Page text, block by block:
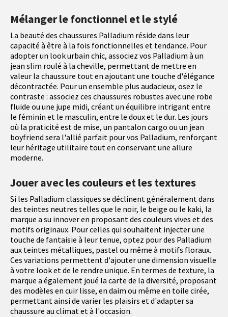
Mélanger le fonctionnel et le stylé
La beauté des chaussures Palladium réside dans leur
capacité à être à la fois fonctionnelles et tendance. Pour
adopter un look urbain chic, associez vos Palladium à un
jean slim roulé à la cheville, permettant de mettre en
valeur la chaussure tout en ajoutant une touche d'élégance
décontractée. Pour un ensemble plus audacieux, osez le
contraste : associez ces chaussures robustes avec une robe
fluide ou une jupe midi, créant un équilibre intrigant entre
le féminin et le masculin, entre le doux et le dur. Les jours
où la praticité est de mise, un pantalon cargo ou un jean
boyfriend sera l'allié parfait pour vos Palladium, renforçant
leur héritage utilitaire tout en conservant une allure
moderne.
Jouer avec les couleurs et les textures
Si les Palladium classiques se déclinent généralement dans
des teintes neutres telles que le noir, le beige ou le kaki, la
marque a su innover en proposant des couleurs vives et des
motifs originaux. Pour celles qui souhaitent injecter une
touche de fantaisie à leur tenue, optez pour des Palladium
aux teintes métalliques, pastel ou même à motifs floraux.
Ces variations permettent d'ajouter une dimension visuelle
à votre look et de le rendre unique. En termes de texture, la
marque a également joué la carte de la diversité, proposant
des modèles en cuir lisse, en daim ou même en toile cirée,
permettant ainsi de varier les plaisirs et d'adapter sa
chaussure au climat et à l'occasion.